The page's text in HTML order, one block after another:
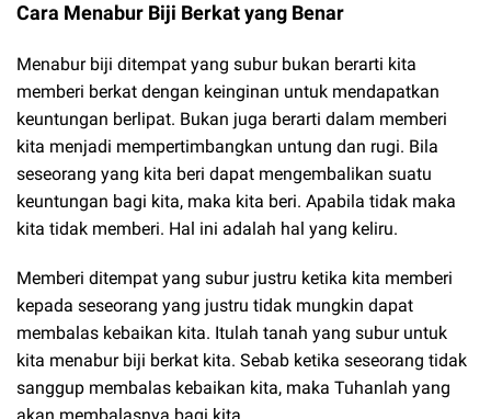
Cara Menabur Biji Berkat yang Benar
Menabur biji ditempat yang subur bukan berarti kita
memberi berkat dengan keinginan untuk mendapatkan
keuntungan berlipat. Bukan juga berarti dalam memberi
kita menjadi mempertimbangkan untung dan rugi. Bila
seseorang yang kita beri dapat mengembalikan suatu
keuntungan bagi kita, maka kita beri. Apabila tidak maka
kita tidak memberi. Hal ini adalah hal yang keliru.
Memberi ditempat yang subur justru ketika kita memberi
kepada seseorang yang justru tidak mungkin dapat
membalas kebaikan kita. Itulah tanah yang subur untuk
kita menabur biji berkat kita. Sebab ketika seseorang tidak
sanggup membalas kebaikan kita, maka Tuhanlah yang